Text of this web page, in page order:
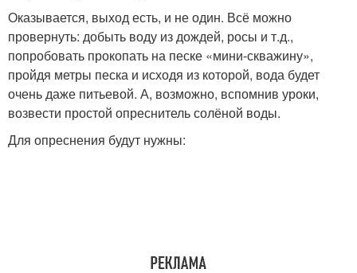
Оказывается, выход есть, и не один. Всё можно
провернуть: добыть воду из дождей, росы и т.д.,
попробовать прокопать на песке «мини-скважину»,
пройдя метры песка и исходя из которой, вода будет
очень даже питьевой. А, возможно, вспомнив уроки,
возвести простой опреснитель солёной воды.
Для опреснения будут нужны: